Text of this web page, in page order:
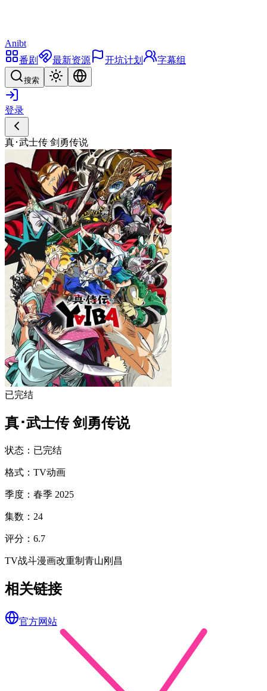
Anibt
番剧
最新资源 开坑计划 字幕组
搜索
登录
真･武士传 剑勇传说
已完结
真･武士传 剑勇传说
状态 ： 已完结
格式 ： TV动画
季度 ： 春季 2025
集数 ： 24
评分 ： 6.7
TV战斗漫画改重制 青山刚昌
相关链接
官方网站